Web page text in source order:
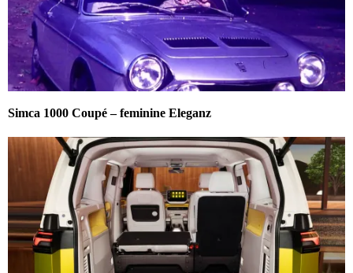
Simca 1000 Coupé – feminine Eleganz